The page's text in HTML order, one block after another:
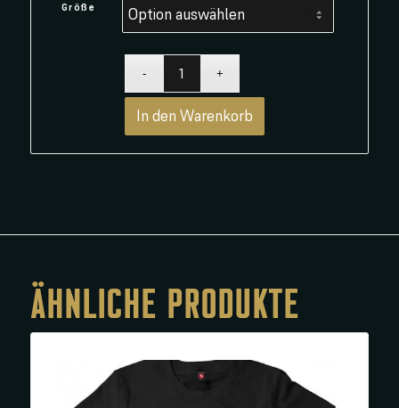
Größe
In den Warenkorb
ÄHNLICHE PRODUKTE